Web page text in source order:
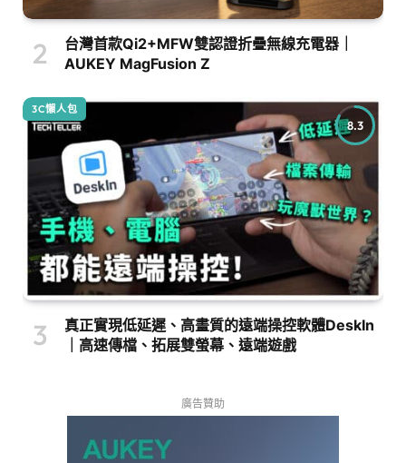
台灣首款Qi2+MFW雙認證折疊無線充電器｜
AUKEY MagFusion Z
8.3
3C懶人包
真正實現低延遲、高畫質的遠端操控軟體DeskIn
｜高速傳檔、拓展雙螢幕、遠端遊戲
廣告贊助